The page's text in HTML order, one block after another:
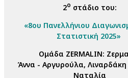
2ο στάδιο του:
«8oυ Πανελλήνιου
Στατιστική 2025»
Ομάδα ΖERMALIN:
Άννα - Αργυρούλα,
Ναταλία